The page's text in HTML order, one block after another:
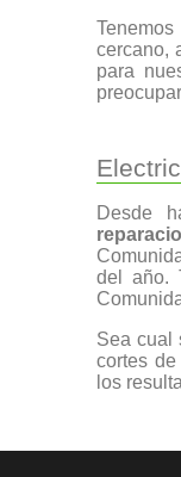
cercano,
para
Desde
del año.
Sea cual
cortes
los